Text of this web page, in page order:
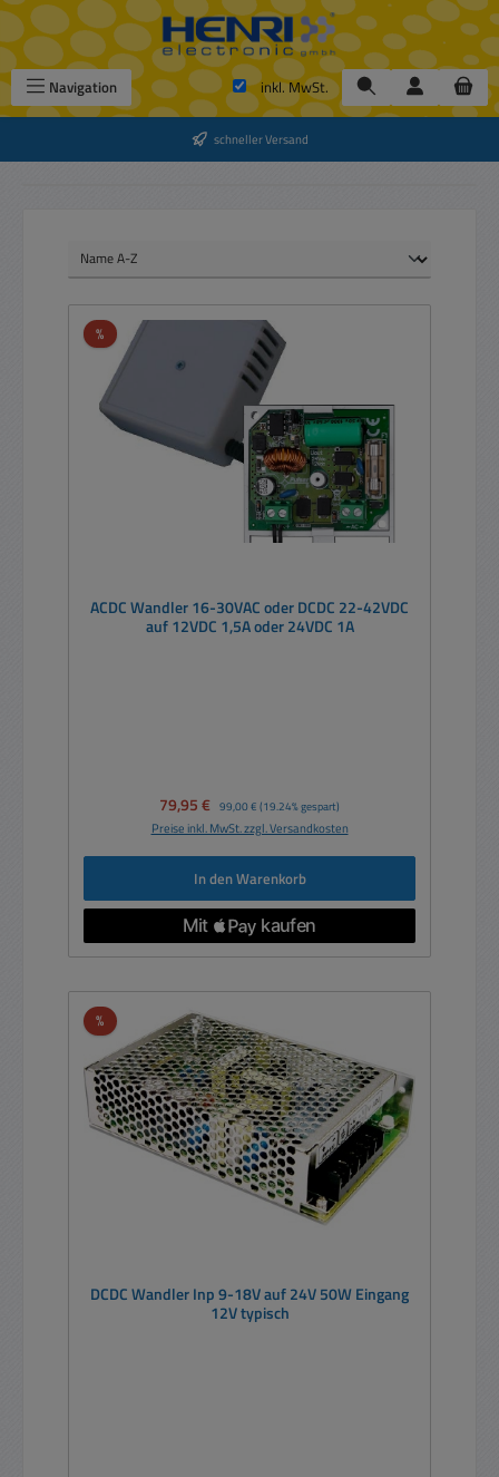
Zum Hauptinhalt springen
Navigation inkl. MwSt.
schneller Versand
%Rabatt
ACDC Wandler 16-30VAC oder DCDC 22-42VDC
auf 12VDC 1,5A oder 24VDC 1A
Verkaufspreis:
79,95 € Regulärer Preis:
99,00 € (19.24% gespart)
Preise inkl. MwSt. zzgl. Versandkosten
In den Warenkorb
%Rabatt
DCDC Wandler Inp 9-18V auf 24V 50W Eingang
12V typisch